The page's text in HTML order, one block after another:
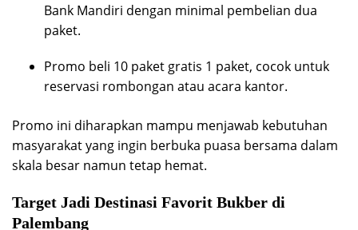
Bank Mandiri dengan minimal pembelian dua
paket.
Promo beli 10 paket gratis 1 paket, cocok untuk
reservasi rombongan atau acara kantor.
Promo ini diharapkan mampu menjawab kebutuhan
masyarakat yang ingin berbuka puasa bersama dalam
skala besar namun tetap hemat.
Target Jadi Destinasi Favorit Bukber di
Palembang